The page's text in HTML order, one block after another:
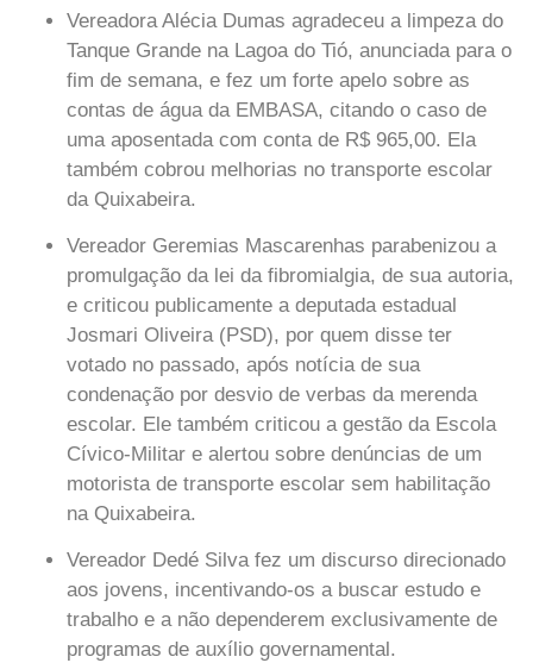
Vereadora Alécia Dumas agradeceu a limpeza do
Tanque Grande na Lagoa do Tió, anunciada para o
fim de semana, e fez um forte apelo sobre as
contas de água da EMBASA, citando o caso de
uma aposentada com conta de R$ 965,00. Ela
também cobrou melhorias no transporte escolar
da Quixabeira.
Vereador Geremias Mascarenhas parabenizou a
promulgação da lei da fibromialgia, de sua autoria,
e criticou publicamente a deputada estadual
Josmari Oliveira (PSD), por quem disse ter
votado no passado, após notícia de sua
condenação por desvio de verbas da merenda
escolar. Ele também criticou a gestão da Escola
Cívico-Militar e alertou sobre denúncias de um
motorista de transporte escolar sem habilitação
na Quixabeira.
Vereador Dedé Silvafez um discurso direcionado
aos jovens, incentivando-os a buscar estudo e
trabalho e a não dependerem exclusivamente de
programas de auxílio governamental.